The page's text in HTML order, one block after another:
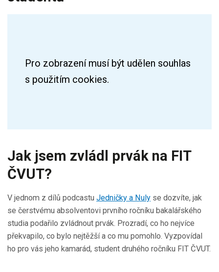
Jak jsem zvládl prvák na FIT
ČVUT?
V jednom z dílů podcastu Jedničky a Nuly se dozvíte, jak
se čerstvému absolventovi prvního ročníku bakalářského
studia podařilo zvládnout prvák. Prozradí, co ho nejvíce
překvapilo, co bylo nejtěžší a co mu pomohlo. Vyzpovídal
ho pro vás jeho kamarád, student druhého ročníku FIT ČVUT.